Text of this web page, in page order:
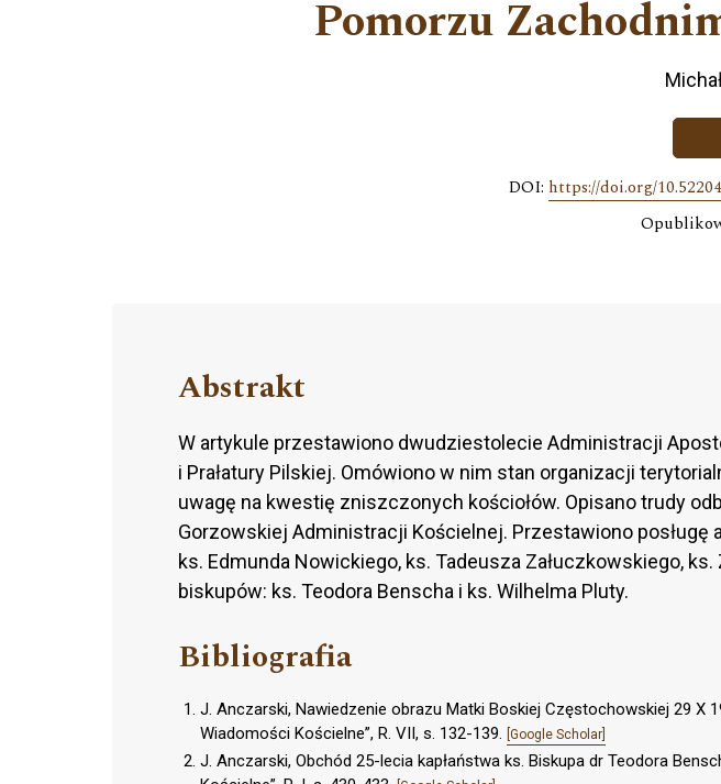
Pomorzu
DOI: https://doi.org/
Abstrakt
W artykule przestawiono dwudziestolecie Administracji
i Prałatury Pilskiej. Omówiono w nim stan organizacji
uwagę na kwestię zniszczonych kościołów. Opisano trudy
Gorzowskiej Administracji Kościelnej. Przestawiono
ks. Edmunda Nowickiego, ks. Tadeusza Załuczkowskiego,
biskupów: ks. Teodora Benscha i ks. Wilhelma Pluty.
Bibliografia
J. Anczarski, Nawiedzenie obrazu Matki Boskiej Częstochowskiej 29 X
Wiadomości Kościelne”, R. VII, s. 132-139. [Google Scholar]
J. Anczarski, Obchód 25-lecia kapłaństwa ks. Biskupa dr Teodora